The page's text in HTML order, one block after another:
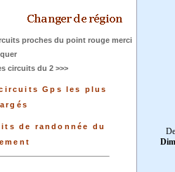
proches du point rouge merci
circuits du 2 >>>
Gps les plus
de randonnée du